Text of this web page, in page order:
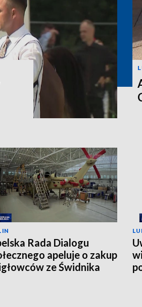
Rada Dialogu
apeluje o zakup
ze Świdnika